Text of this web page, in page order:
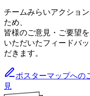
チームみらいアクショ
ため、
皆様のご意見・ご要望
いただいたフィードバ
だきます。
ポスターマップへの
見